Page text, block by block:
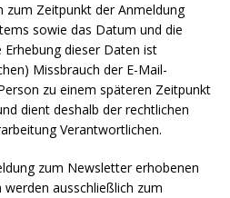
Zeitpunkt der Anmeldung
sowie das Datum und die
dieser Daten ist
Missbrauch der E-Mail-
zu einem späteren Zeitpunkt
dient deshalb der rechtlichen
Verantwortlichen.
zum Newsletter erhobenen
ausschließlich zum